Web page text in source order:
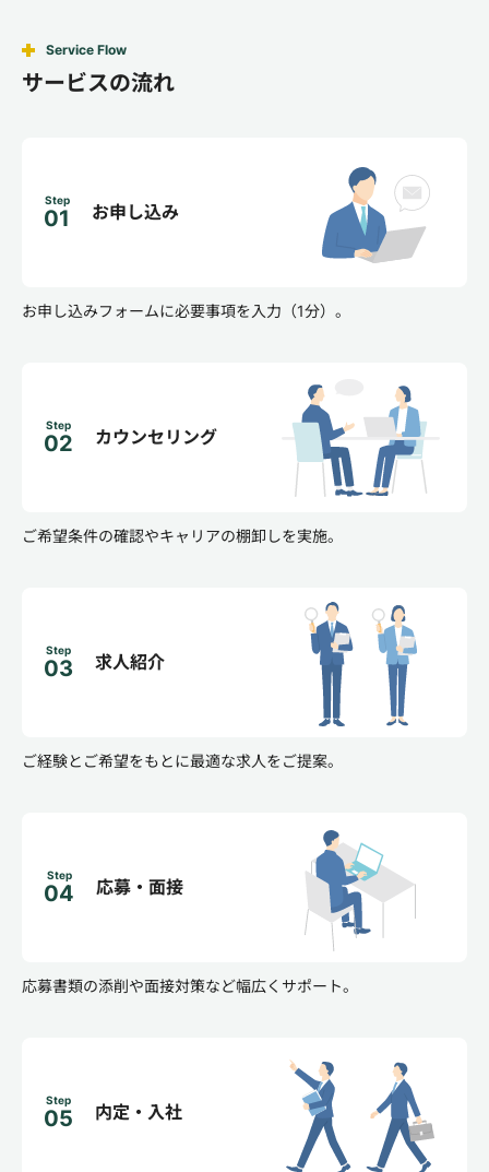
Service Flow
サービスの流れ
Step
01 お申し込み
お申し込みフォームに必要事項を入力（1分）。
Step
02 カウンセリング
ご希望条件の確認やキャリアの棚卸しを実施。
Step
03 求人紹介
ご経験とご希望をもとに最適な求人をご提案。
Step
04 応募・面接
応募書類の添削や面接対策など幅広くサポート。
Step
05 内定・入社